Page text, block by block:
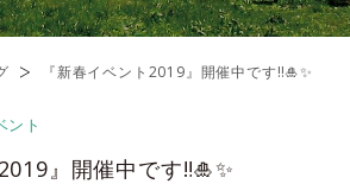
『新春イベント2019』開催中です‼️🎍✨
ント
』開催中です‼️🎍✨